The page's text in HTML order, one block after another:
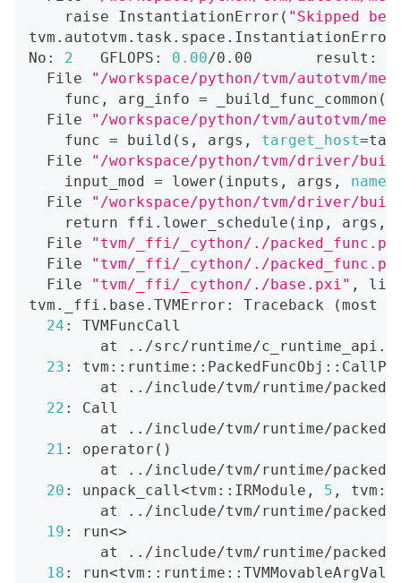
    raise InstantiationError
( "Skipped
No: 2
   GFLOPS:
0.00/0.00       result:
  File
"/workspace/python/tvm/autotvm/
    func, arg_info
= _build_func_common (
  File
"/workspace/python/tvm/autotvm/
    func
= build ( s, args, target_host=
  File
"/workspace/python/tvm/driver/
    input_mod
= lower ( inputs, args, name
  File
"/workspace/python/tvm/driver/
return ffi.lower_schedule ( inp, args,
  File
"tvm/_ffi/_cython/./
  File
"tvm/_ffi/_cython/./
  File
"tvm/_ffi/_cython/./base.pxi" ,
tvm._ffi.base.TVMError: Traceback
(most
24 : TVMFuncCall
        at
.. /src/runtime/
23 :
        at
.. /include/tvm/runtime/
22 : Call
        at
.. /include/tvm/runtime/
21 : operator ( )
        at
.. /include/tvm/runtime/
20 : unpack_call <tvm::IRModule, 5 , tvm::
        at
.. /include/tvm/runtime/
19 : run<>
        at
.. /include/tvm/runtime/
18 : run<